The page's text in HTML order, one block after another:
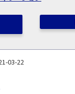
03-22